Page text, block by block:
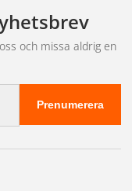
och missa aldrig en
Prenumerera